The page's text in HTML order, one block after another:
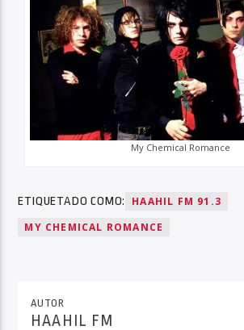
My Chemical Romance
ETIQUETADO COMO:
HAAHIL FM 91.3
MY CHEMICAL ROMANCE
AUTOR
HAAHIL FM